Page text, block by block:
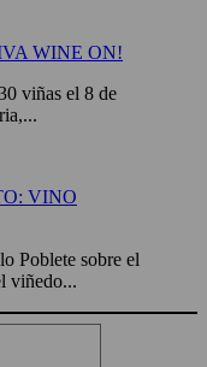
WINE ON!
viñas el 8 de
VINO
Poblete sobre el
viñedo...